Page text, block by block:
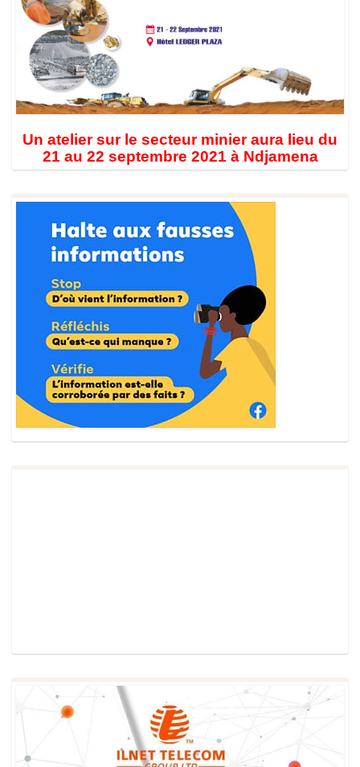
Un atelier sur le secteur minier aura lieu du
21 au 22 septembre 2021 à Ndjamena